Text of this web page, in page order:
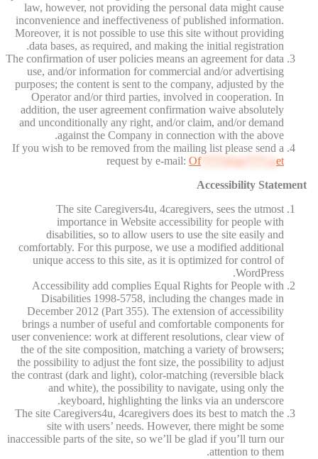
law, however, not providing the personal data might cause
inconvenience and ineffectiveness of published information.
Moreover, it is not possible to use this site without providing
data bases, as required, and making the initial registration.
The confirmation of user policies means an agreement for data
use, and/or information for commercial and/or advertising
purposes; the content is sent to the company, adjusted by the
Operator and/or third parties, involved in cooperation. In
addition, the user agreement confirmation waive absolutely
and unconditionally any right, and/or claim, and/or demand
against the Company in connection with the above.
If you wish to be removed from the mailing list please send a
request by e-mail: Of****@av****.net
Accessibility Statement
The site Caregivers4u, 4caregivers, sees the utmost
importance in Website accessibility for people with
disabilities, so to allow users to use the site easily and
comfortably. For this purpose, we use a modified additional
unique access to this site, as it is optimized for control of
WordPress.
Accessibility add complies Equal Rights for People with
Disabilities 1998-5758, including the changes made in
December 2012 (Part 355). The extension of accessibility
brings a number of useful and comfortable components for
user convenience: work at different resolutions, clear view of
the of the site composition, matching a variety of browsers;
the possibility to adjust the font size, the possibility to adjust
the contrast (dark and light), color-matching (reversible black
and white), the possibility to navigate, using only the
keyboard, highlighting the links via an underscore.
The site Caregivers4u, 4caregivers does its best to match the
site with users’ needs. However, there might be some
inaccessible parts of the site, so we’ll be glad if you’ll turn our
attention to them.